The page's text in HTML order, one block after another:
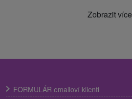
Zobrazit více
FORMULÁR emailoví klienti